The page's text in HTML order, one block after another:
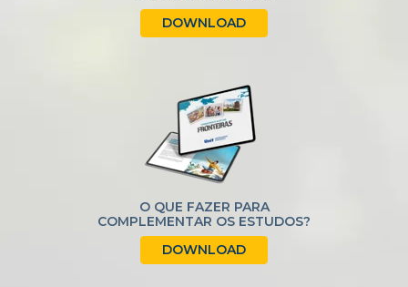
DOWNLOAD
O QUE FAZER PARA
COMPLEMENTAR OS ESTUDOS?
DOWNLOAD